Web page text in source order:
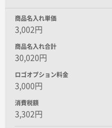
商品名入れ単価
3,002円
商品名入れ合計
30,020円
ロゴオプション料金
3,000円
消費税額
3,302円